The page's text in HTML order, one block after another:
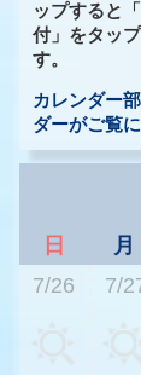
ップすると
付」をタッ
す。
カレンダー
ダーがご覧
日 月
7/26
7/